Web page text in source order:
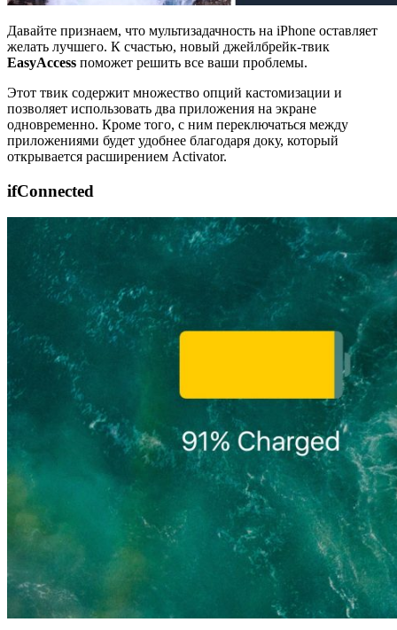
Давайте признаем, что мультизадачность на iPhone оставляет
желать лучшего. К счастью, новый джейлбрейк-твик
EasyAccess поможет решить все ваши проблемы.
Этот твик содержит множество опций кастомизации и
позволяет использовать два приложения на экране
одновременно. Кроме того, с ним переключаться между
приложениями будет удобнее благодаря доку, который
открывается расширением Activator.
ifConnected